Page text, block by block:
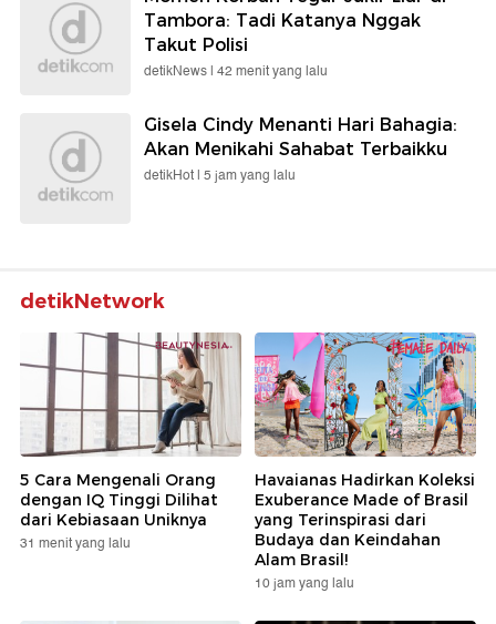
Tambora: Tadi Katanya Nggak
Takut Polisi
detikNews | 42 menit yang lalu
Gisela Cindy Menanti Hari Bahagia:
Akan Menikahi Sahabat Terbaikku
detikHot | 5 jam yang lalu
detikNetwork
5 Cara Mengenali Orang
dengan IQ Tinggi Dilihat
dari Kebiasaan Uniknya
31 menit yang lalu
Havaianas Hadirkan Koleksi
Exuberance Made of Brasil
yang Terinspirasi dari
Budaya dan Keindahan
Alam Brasil!
10 jam yang lalu